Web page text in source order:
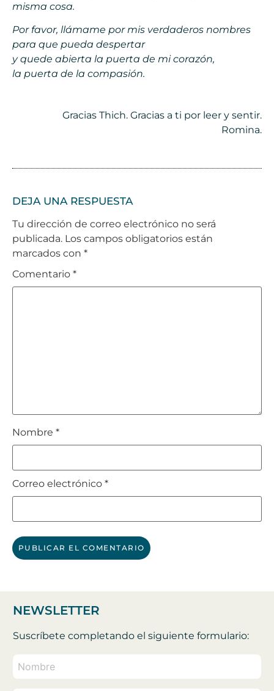
misma cosa.
Por favor, llámame por mis verdaderos nombres
para que pueda despertar
y quede abierta la puerta de mi corazón,
la puerta de la compasión.
Gracias Thich. Gracias a ti por leer y sentir.
Romina.
DEJA UNA RESPUESTA
Tu dirección de correo electrónico no será
publicada. Los campos obligatorios están
marcados con *
Comentario *
Nombre *
Correo electrónico *
NEWSLETTER
Suscríbete completando el siguiente formulario: